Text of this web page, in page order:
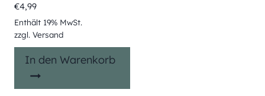
€4,99
Enthält 19% MwSt.
zzgl. Versand
In den Warenkorb